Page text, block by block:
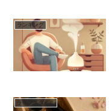
ランキング
ライフスタイル